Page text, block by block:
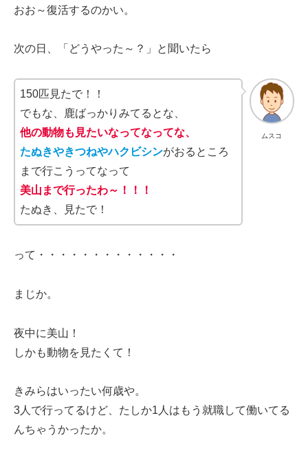
おお～復活するのかい。
次の日、「どうやった～？」と聞いたら
ムスコ
150匹見たで！！
でもな、鹿ばっかりみてるとな、
他の動物も見たいなってなってな、
たぬきやきつねやハクビシンがおるところ
まで行こうってなって
美山まで行ったわ～！！！
たぬき、見たで！
って・・・・・・・・・・・・・
まじか。
夜中に美山！
しかも動物を見たくて！
きみらはいったい何歳や。
3人で行ってるけど、たしか1人はもう就職して働いてる
んちゃうかったか。